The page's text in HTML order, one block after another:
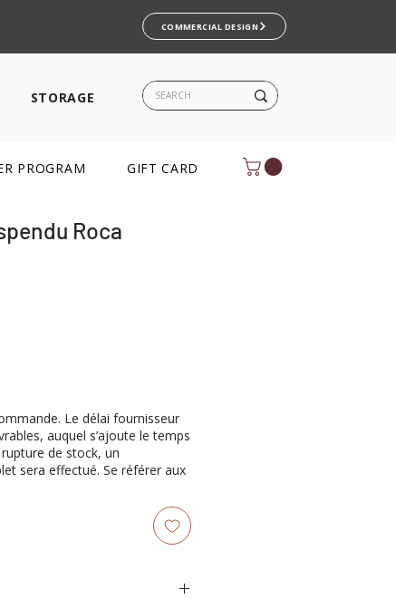
COMMERCIAL DESIGN
STORAGE
PROGRAM GIFT CARD
Roca
Le délai fournisseur
auquel s’ajoute le temps
de stock, un
sera effectué. Se référer aux